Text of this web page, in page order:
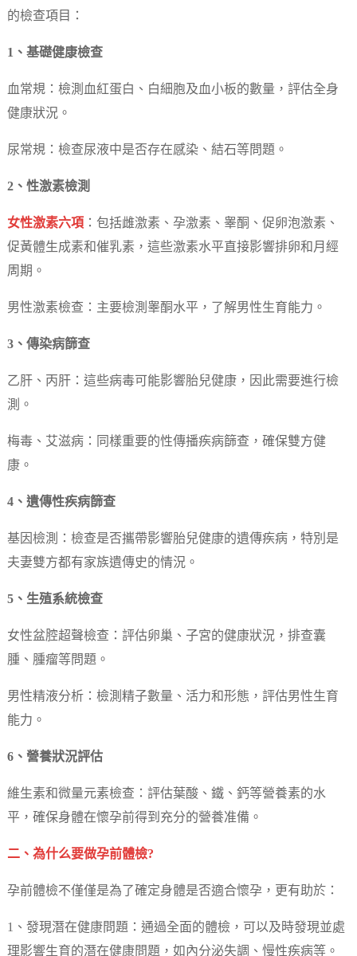
的檢查項目：
1、基礎健康檢查
血常規：檢測血紅蛋白、白細胞及血小板的數量，評估全身
健康狀況。
尿常規：檢查尿液中是否存在感染、結石等問題。
2、性激素檢測
女性激素六項：包括雌激素、孕激素、睾酮、促卵泡激素、
促黃體生成素和催乳素，這些激素水平直接影響排卵和月經
周期。
男性激素檢查：主要檢測睾酮水平，了解男性生育能力。
3、傳染病篩查
乙肝、丙肝：這些病毒可能影響胎兒健康，因此需要進行檢
測。
梅毒、艾滋病：同樣重要的性傳播疾病篩查，確保雙方健
康。
4、遺傳性疾病篩查
基因檢測：檢查是否攜帶影響胎兒健康的遺傳疾病，特別是
夫妻雙方都有家族遺傳史的情況。
5、生殖系統檢查
女性盆腔超聲檢查：評估卵巢、子宮的健康狀況，排查囊
腫、腫瘤等問題。
男性精液分析：檢測精子數量、活力和形態，評估男性生育
能力。
6、營養狀況評估
維生素和微量元素檢查：評估葉酸、鐵、鈣等營養素的水
平，確保身體在懷孕前得到充分的營養准備。
二、為什么要做孕前體檢?
孕前體檢不僅僅是為了確定身體是否適合懷孕，更有助於：
1、發現潛在健康問題：通過全面的體檢，可以及時發現並處
理影響生育的潛在健康問題，如內分泌失調、慢性疾病等。